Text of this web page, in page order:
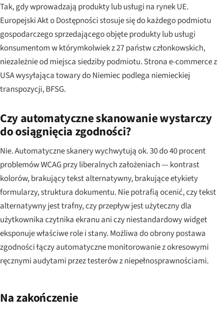
Tak, gdy wprowadzają produkty lub usługi na rynek UE.
Europejski Akt o Dostępności stosuje się do każdego podmiotu
gospodarczego sprzedającego objęte produkty lub usługi
konsumentom w którymkolwiek z 27 państw członkowskich,
niezależnie od miejsca siedziby podmiotu. Strona e-commerce z
USA wysyłająca towary do Niemiec podlega niemieckiej
transpozycji, BFSG.
Czy automatyczne skanowanie wystarczy
do osiągnięcia zgodności?
Nie. Automatyczne skanery wychwytują ok. 30 do 40 procent
problemów WCAG przy liberalnych założeniach — kontrast
kolorów, brakujący tekst alternatywny, brakujące etykiety
formularzy, struktura dokumentu. Nie potrafią ocenić, czy tekst
alternatywny jest trafny, czy przepływ jest użyteczny dla
użytkownika czytnika ekranu ani czy niestandardowy widget
eksponuje właściwe role i stany. Możliwa do obrony postawa
zgodności łączy automatyczne monitorowanie z okresowymi
ręcznymi audytami przez testerów z niepełnosprawnościami.
Na zakończenie